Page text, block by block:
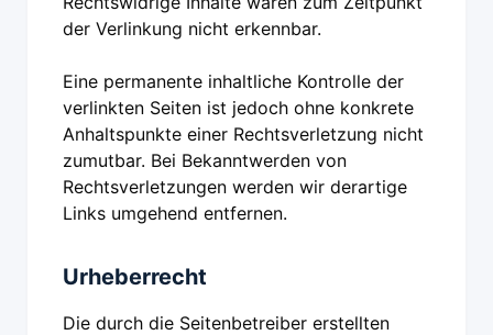
der Verlinkung nicht erkennbar.
Eine permanente inhaltliche Kontrolle der
verlinkten Seiten ist jedoch ohne konkrete
Anhaltspunkte einer Rechtsverletzung nicht
zumutbar. Bei Bekanntwerden von
Rechtsverletzungen werden wir derartige
Links umgehend entfernen.
Urheberrecht
Die durch die Seitenbetreiber erstellten